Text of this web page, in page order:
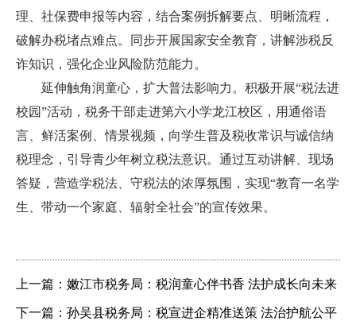
理、社保费申报等内容，结合案例拆解要点、明晰流程，
破解办税堵点难点。同步开展国家安全教育，讲解涉税反
诈知识，强化企业风险防范能力。
延伸触角润童心，扩大普法影响力。积极开展“税法进
校园”活动，税务干部走进第六小学龙江校区，用通俗语
言、鲜活案例、情景视频，向学生普及税收常识与诚信纳
税理念，引导青少年树立税法意识。通过互动讲解、现场
答疑，营造学税法、守税法的浓厚氛围，实现“教育一名学
生、带动一个家庭、辐射全社会”的宣传效果。
上一篇：嫩江市税务局：税润童心伴书香 法护成长向未来
下一篇：孙吴县税务局：税宣进企精准送策 法治护航公平